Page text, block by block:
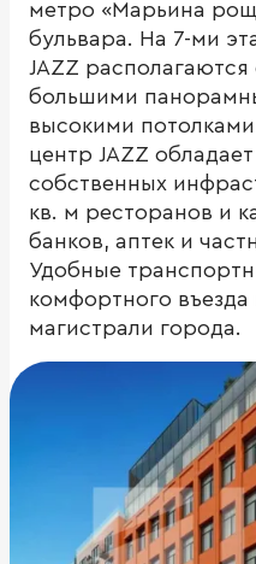
метро «Марьина
бульвара. На 7-ми
JAZZ
большими
высокими
центр JAZZ
собственных
кв. м ресторанов и
банков, аптек и
Удобные
комфортного
магистрали города.